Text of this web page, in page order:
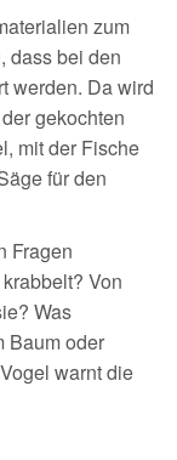
zum
dass bei den
werden. Da wird
gekochten
mit der Fische
für den
Fragen
Von
Was
Baum oder
warnt die